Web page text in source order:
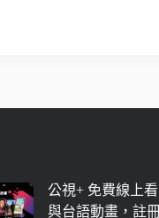
公視+ 免費線上
與台語動畫，註